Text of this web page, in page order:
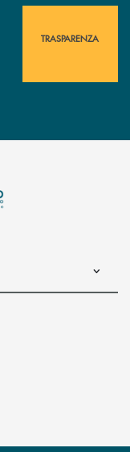
filiali&nbsp; di Banca
immediata?
TRASPARENZA
l’app di posta